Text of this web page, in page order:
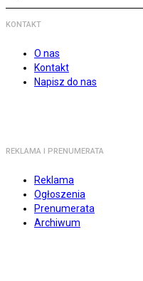
KONTAKT
O nas
Kontakt
Napisz do nas
REKLAMA I PRENUMERATA
Reklama
Ogłoszenia
Prenumerata
Archiwum